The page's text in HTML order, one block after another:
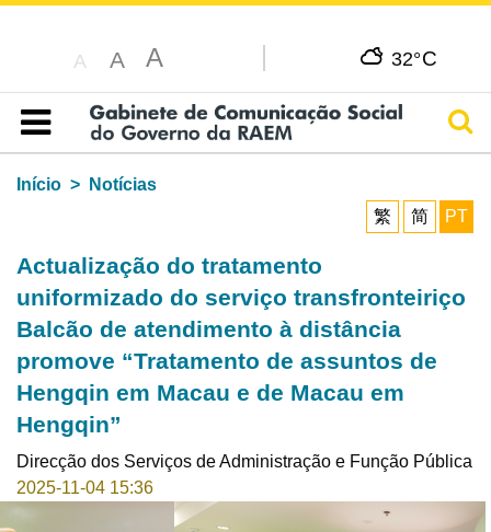
A A A 32°C
Índice
Início
Notícias
繁
简 PT
Actualização do tratamento
uniformizado do serviço transfronteiriço
Balcão de atendimento à distância
promove “Tratamento de assuntos de
Hengqin em Macau e de Macau em
Hengqin”
Direcção dos Serviços de Administração e Função Pública
2025-11-04 15:36